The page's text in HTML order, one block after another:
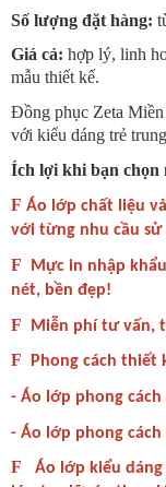
Số lượng đặt hàng:
Giá cả: hợp lý, linh
mẫu thiết kế.
Đồng phục Zeta Miền
với kiểu dáng trẻ
Ích lợi khi bạn chọn
F Áo lớp chất liệu
với từng nhu cầu sử
F Mực in nhập
nét, bền đẹp!
F Miễn phí tư vấn,
F Phong cách thiết
- Áo lớp phong
- Áo lớp phong
F Áo lớp kiểu dáng